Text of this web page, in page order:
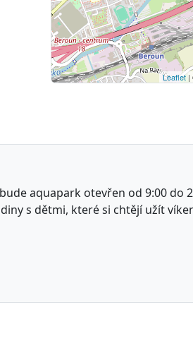
Leaflet|
aquapark otevřen od 9:00 do
s dětmi, které si chtějí užít